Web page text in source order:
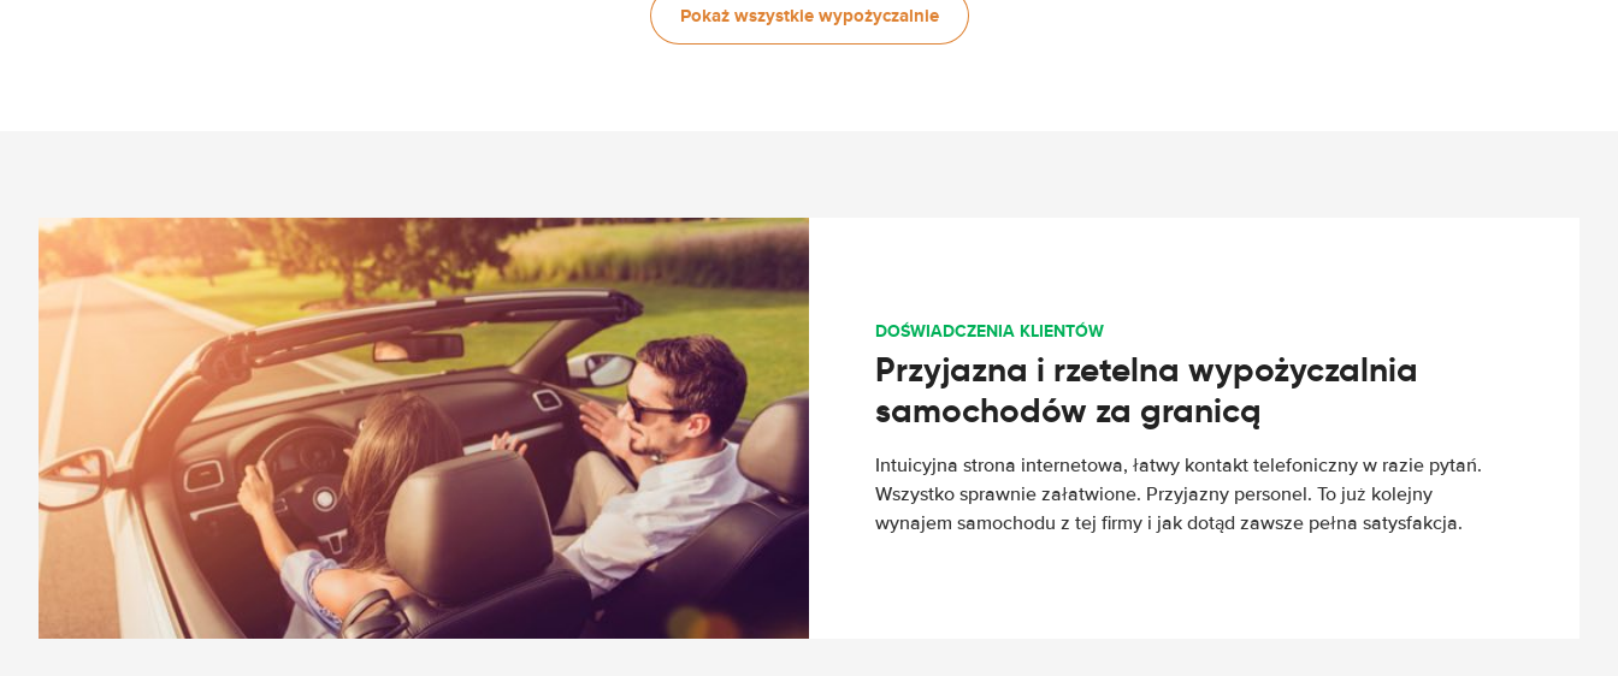
Pokaż wszystkie wypożyczalnie
DOŚWIADCZENIA KLIENTÓW
Przyjazna i rzetelna wypożyczalnia
samochodów za granicą
Intuicyjna strona internetowa, łatwy kontakt telefoniczny w razie pytań.
Wszystko sprawnie załatwione. Przyjazny personel. To już kolejny
wynajem samochodu z tej firmy i jak dotąd zawsze pełna satysfakcja.